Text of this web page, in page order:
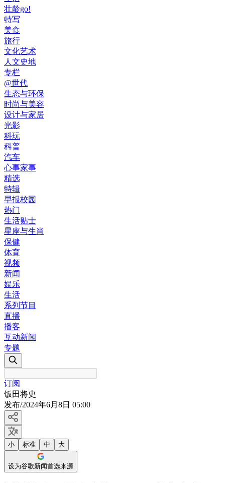
壮龄go!
特写
美食
旅行
文化艺术
人文史地
专栏
@世代
生态与环保
时尚与美容
设计与家居
光影
科玩
科普
汽车
心事家事
精选
特辑
早报校园
热门
生活贴士
星座与生肖
保健
体育
视频
新闻
娱乐
生活
系列节目
直播
播客
互动新闻
专题
订阅
饭田将史
发布/2024年6月8日 05:00
小 标准 中 大
设为谷歌新闻首选来源